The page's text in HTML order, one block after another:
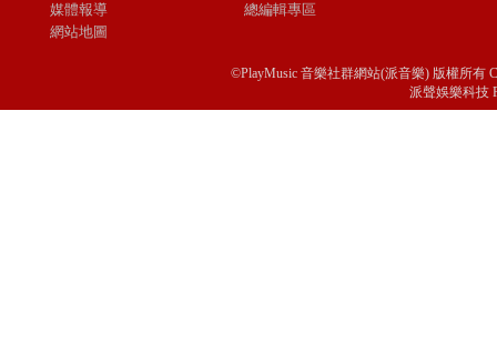
媒體報導
網站地圖
總編輯專區
©PlayMusic 音樂社群網站(派音樂) 版權所有
派聲娛樂科技